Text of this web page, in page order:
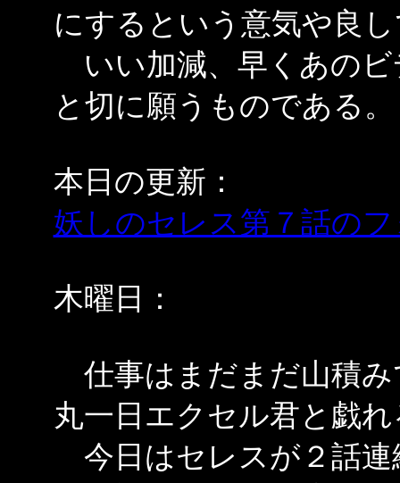
にするという意気や良
いい加減、早くあのビ
と切に願うものである。
本日の更新：
妖しのセレス第７話の
木曜日：
仕事はまだまだ山積み
丸一日エクセル君と戯
今日はセレスが２話